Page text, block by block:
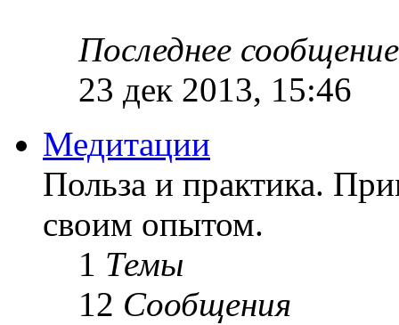
Последнее сообщение
23 дек 2013, 15:46
Медитации
Польза и практика.
своим опытом.
1 Темы
12 Сообщения